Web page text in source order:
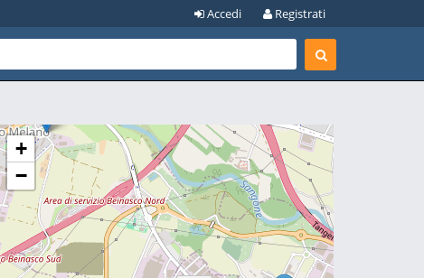
Registrati
Accedi
+
−